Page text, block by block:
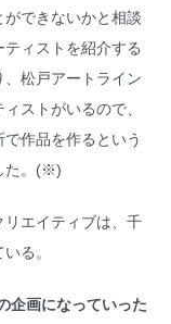
できないかと相談
ィストを紹介する
松戸アートライン
ストがいるので、
作品を作るという
た。(※)
エイティブは、千
る。
企画になっていった